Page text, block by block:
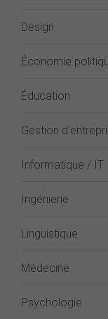
Design
Économie
Éducation
Gestion
Informatique / IT
Ingénierie
Linguistique
Médecine
Psychologie